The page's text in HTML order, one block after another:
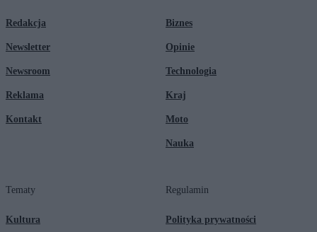
Redakcja
Newsletter
Newsroom
Reklama
Kontakt
Biznes
Opinie
Technologia
Kraj
Moto
Nauka
Tematy
Kultura
Regulamin
Polityka prywatności